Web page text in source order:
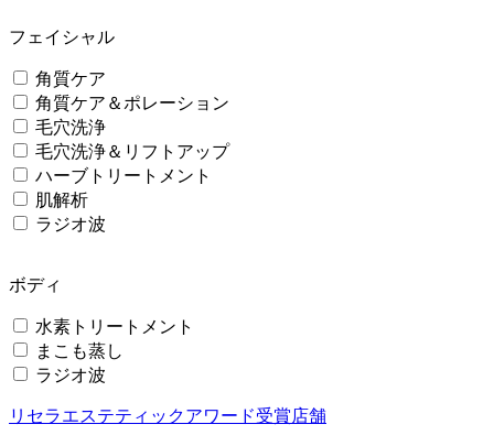
フェイシャル
角質ケア
角質ケア＆ポレーション
毛穴洗浄
毛穴洗浄＆リフトアップ
ハーブトリートメント
肌解析
ラジオ波
ボディ
水素トリートメント
まこも蒸し
ラジオ波
リセラエステティックアワード受賞店舗